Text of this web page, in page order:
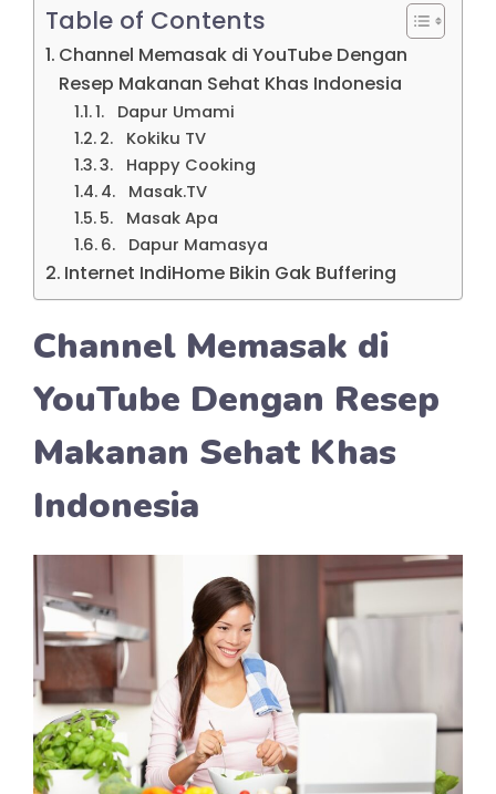
Table of Contents
Channel Memasak di YouTube Dengan
Resep Makanan Sehat Khas Indonesia
1. Dapur Umami
2. Kokiku TV
3. Happy Cooking
4. Masak.TV
5. Masak Apa
6. Dapur Mamasya
Internet IndiHome Bikin Gak Buffering
Channel Memasak di
YouTube Dengan Resep
Makanan Sehat Khas
Indonesia